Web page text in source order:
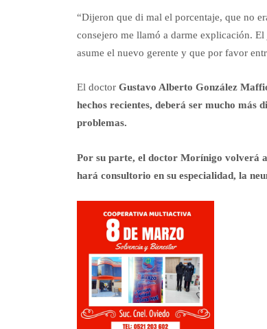
“Dijeron que di mal el porcentaje, que no
consejero me llamó a darme explicación.
asume el nuevo gerente y que por favor
El doctor Gustavo Alberto González
hechos recientes, deberá ser mucho más
problemas.
Por su parte, el doctor Morínigo volverá
hará consultorio en su especialidad, la